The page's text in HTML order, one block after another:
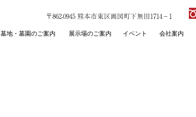
〒862-0945 熊本市東区画図町下無田1714－1
墓地・墓園のご案内 展示場のご案内 イベント 会社案内